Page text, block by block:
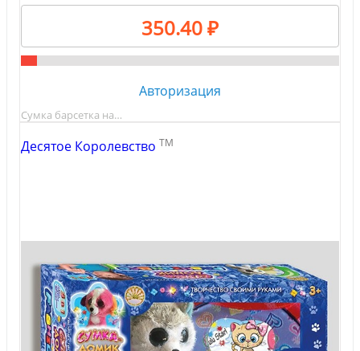
350.40 ₽
Авторизация
Сумка барсетка на…
Десятое Королевство TM